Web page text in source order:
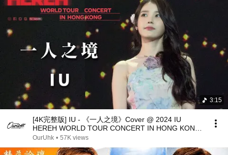
3:15
[4K完整版] IU - 《一人之境》Cover @ 2024 IU
HEREH WORLD TOUR CONCERT IN HONG KONG
FANCAM BY OURUHK
OurUhk • 57K views